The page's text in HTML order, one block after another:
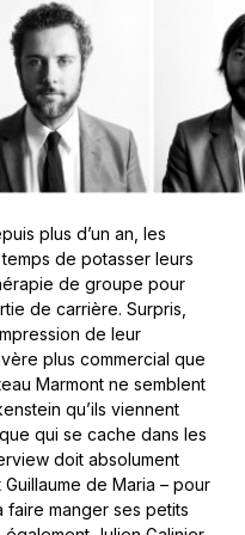
plus d’un an, les
de potasser leurs
de groupe pour
de carrière. Surpris,
de leur
plus commercial que
Marmont ne semblent
qu’ils viennent
qui se cache dans les
doit absolument
de Maria – pour
manger ses petits